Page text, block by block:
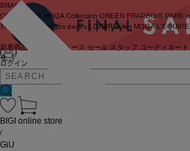
ログイン
BRAND
COUTURIER MOGA Collection GREEN FRAPBOIS PARK
TRISTESSE
congés payés LOISIR Julier MOGA L'EQUIPE
新着商品 ニュース セール スタッフ コーディネート
せ
BIGI online store
/
GiU